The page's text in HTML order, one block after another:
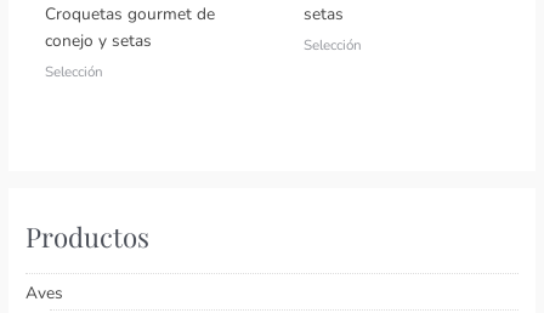
Croquetas gourmet de
conejo y setas
Selección
setas
Selección
Productos
Aves